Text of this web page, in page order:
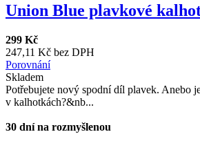
Union Blue plavkové
299 Kč
247,11 Kč bez DPH
Porovnání
Skladem
Potřebujete nový spodní díl plavek. Anebo
v kalhotkách?&nb...
30 dní na rozmyšlenou